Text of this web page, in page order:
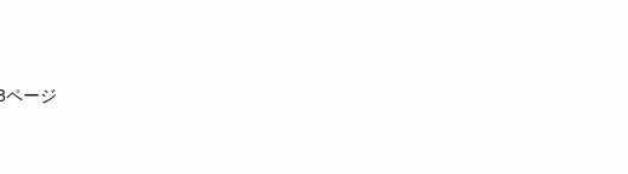
ージ